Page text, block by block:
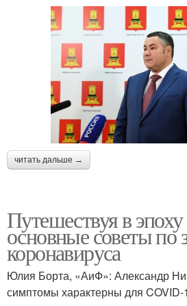
читать дальше →
Путешествуя в
основные советы по
коронавируса
Юлия Борта, «АиФ»: Александр
симптомы характерны для COVID-